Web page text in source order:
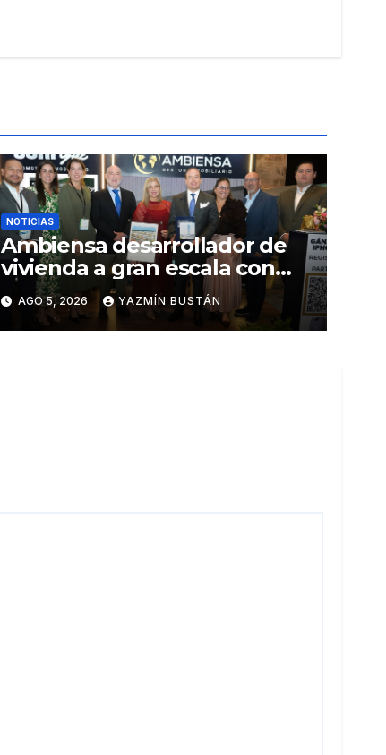
NOTICIAS
Ambiensa desarrollador de
vivienda a gran escala con
estándares internacionales
de sostenibilidad
AGO 5, 2026 YAZMÍN BUSTÁN